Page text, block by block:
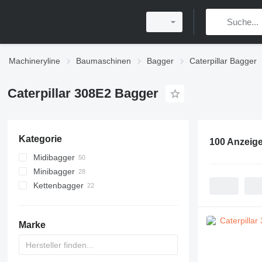
Machineryline Baumaschinen Bagger Caterpillar Bagger
Caterpillar 308E2 Bagger
Kategorie
Midibagger
Minibagger
Kettenbagger
Marke
100